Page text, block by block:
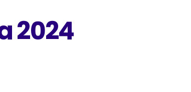
2024